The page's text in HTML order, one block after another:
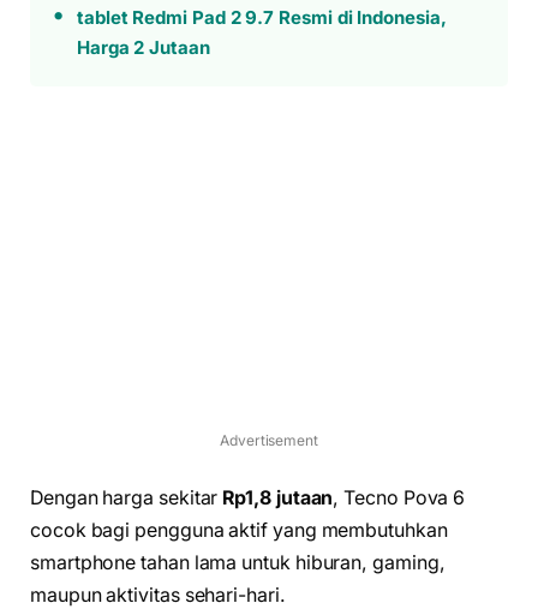
tablet Redmi Pad 2 9.7 Resmi di Indonesia,
Harga 2 Jutaan
Advertisement
Dengan harga sekitar Rp1,8 jutaan, Tecno Pova 6
cocok bagi pengguna aktif yang membutuhkan
smartphone tahan lama untuk hiburan, gaming,
maupun aktivitas sehari-hari.